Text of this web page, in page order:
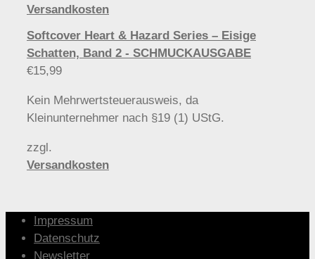
Versandkosten
Softcover Heart & Hazard Series – Eisige
Schatten, Band 2 - SCHMUCKAUSGABE
€15,99
Kein Mehrwertsteuerausweis, da
Kleinunternehmer nach §19 (1) UStG.
zzgl.
Versandkosten
Impressum
Datenschutz
Newsletter